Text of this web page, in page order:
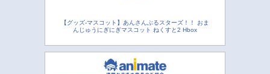
【グッズ-マスコット】あんさんぶるスターズ！！ おま
んじゅうにぎにぎマスコット ねくすと2 Hbox